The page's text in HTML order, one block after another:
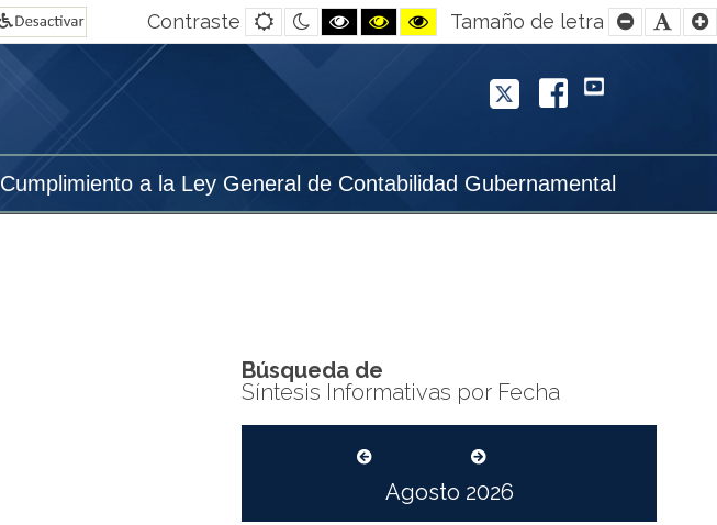
Contraste
Default
contrast
Night
contrast
Black
and
Black
and
Yellow
and
contrast
Tamaño de letra
Smaller
FontFont
Cumplimiento a la Ley General de Contabilidad Gubernamental
Twitter
Facebook
YouTube
Búsqueda de
Síntesis Informativas por Fecha
Agosto 2026